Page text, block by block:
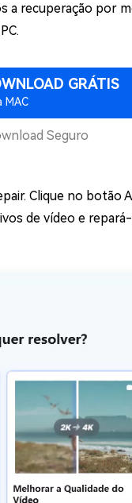
recuperação por
GRÁTIS
MAC
Seguro
Clique no
de vídeo e